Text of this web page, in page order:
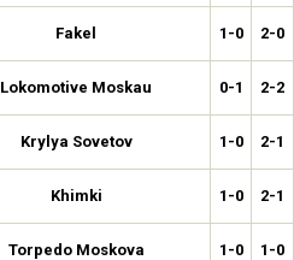
Fakel 1-0 2-0
Lokomotive Moskau 0-1 2-2
Krylya Sovetov 1-0 2-1
Khimki 1-0 2-1
Torpedo Moskova 1-0 1-0